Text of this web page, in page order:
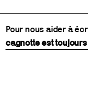
Pour nous aider à
cagnotte est